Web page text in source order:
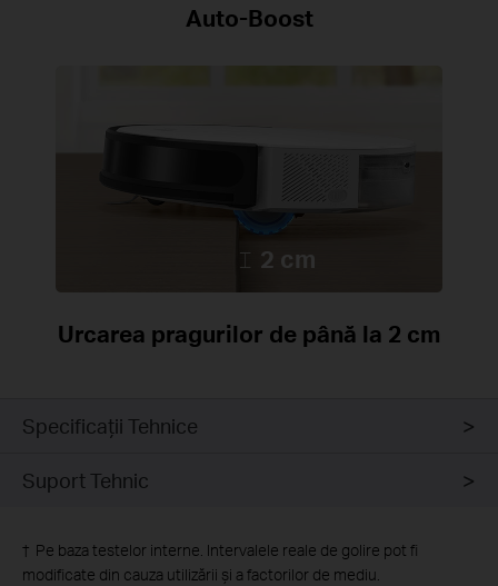
Auto-Boost
2 cm
Urcarea pragurilor de până la 2 cm
Specificaţii Tehnice
Suport Tehnic
† Pe baza testelor interne. Intervalele reale de golire pot fi
modificate din cauza utilizării și a factorilor de mediu.